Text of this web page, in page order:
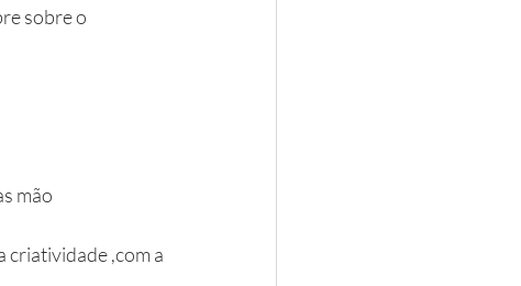
sobre o
mão
criatividade ,com a